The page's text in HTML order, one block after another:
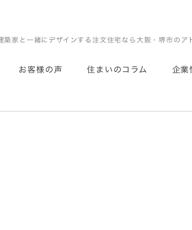
築家と一緒にデザインする注文住宅なら大阪・堺市のア
お客様の声 住まいのコラム 企業